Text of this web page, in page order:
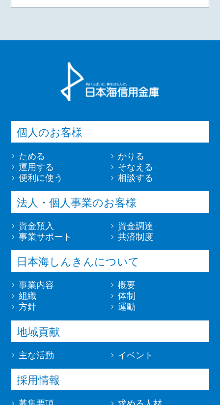
個人のお客様
ためる
かりる
運用する
そなえる
便利に使う
相談する
法人・個人事業のお客様
資金預入
資金調達
事業サポート
共済制度
日本海しんきんについて
事業内容
概要
組織
体制
方針
運動
地域貢献
主な活動 イベント
採用情報